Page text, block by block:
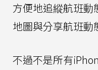
方便地追縱航班
地圖與分享航班動
不過不是所有